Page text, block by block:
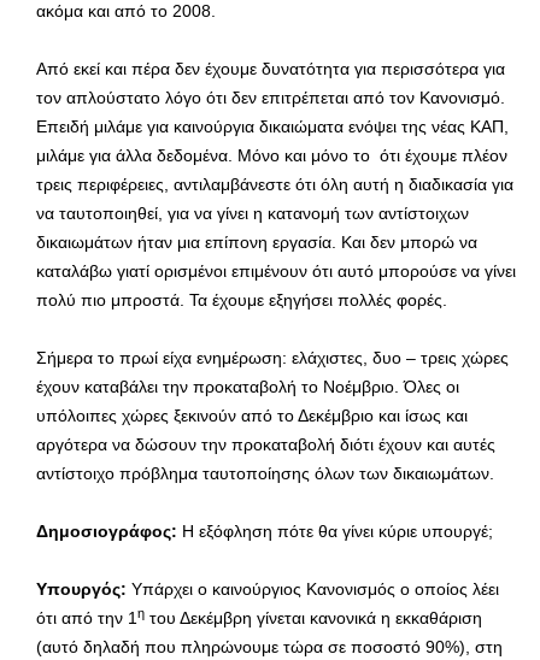
ακόμα και από το 2008.
Από εκεί και πέρα δεν έχουμε δυνατότητα για περισσότερα για
τον απλούστατο λόγο ότι δεν επιτρέπεται από τον Κανονισμό.
Επειδή μιλάμε για καινούργια δικαιώματα ενόψει της νέας ΚΑΠ,
μιλάμε για άλλα δεδομένα. Μόνο και μόνο το ότι έχουμε πλέον
τρεις περιφέρειες, αντιλαμβάνεστε ότι όλη αυτή η διαδικασία για
να ταυτοποιηθεί, για να γίνει η κατανομή των αντίστοιχων
δικαιωμάτων ήταν μια επίπονη εργασία. Και δεν μπορώ να
καταλάβω γιατί ορισμένοι επιμένουν ότι αυτό μπορούσε να γίνει
πολύ πιο μπροστά. Τα έχουμε εξηγήσει πολλές φορές.
Σήμερα το πρωί είχα ενημέρωση: ελάχιστες, δυο – τρεις χώρες
έχουν καταβάλει την προκαταβολή το Νοέμβριο. Όλες οι
υπόλοιπες χώρες ξεκινούν από το Δεκέμβριο και ίσως και
αργότερα να δώσουν την προκαταβολή διότι έχουν και αυτές
αντίστοιχο πρόβλημα ταυτοποίησης όλων των δικαιωμάτων.
Δημοσιογράφος: Η εξόφληση πότε θα γίνει κύριε υπουργέ;
Υπουργός: Υπάρχει ο καινούργιος Κανονισμός ο οποίος λέει
ότι από την 1η του Δεκέμβρη γίνεται κανονικά η εκκαθάριση
(αυτό δηλαδή που πληρώνουμε τώρα σε ποσοστό 90%), στη